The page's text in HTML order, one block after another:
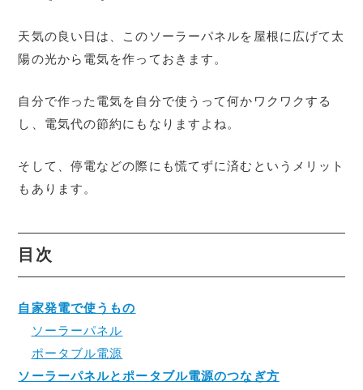
天気の良い日は、このソーラーパネルを屋根に広げて太
陽の光から電気を作っておきます。
自分で作った電気を自分で使うって何かワクワクする
し、電気代の節約にもなりますよね。
そして、停電などの際にも慌てずに済むというメリット
もあります。
目次
自家発電で使うもの
ソーラーパネル
ポータブル電源
ソーラーパネルとポータブル電源のつなぎ方